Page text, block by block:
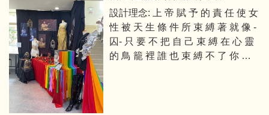
設計理念: 上 帝 賦 予 的 責 任 使 女
性 被 天 生 條 件 所 束 縛 著 就 像 -
囚- 只 要 不 把 自 己 束 縛 在 心 靈
的 鳥 籠 裡 誰 也 束 縛 不 了 你 展